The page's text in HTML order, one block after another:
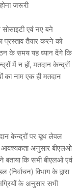
जरूरी
सोसाइटी एवं नए बने
तैयार करने को
के समय यह ध्यान देंगे कि
में न हों, मतदान केन्द्रों
नाम एक ही मतदान
केन्द्रों पर बूथ लेवल
आवश्यकता अनुसार बीएलओ
बताया कि सभी बीएलओ एवं
विभाग के द्वारा
के अनुसार सभी